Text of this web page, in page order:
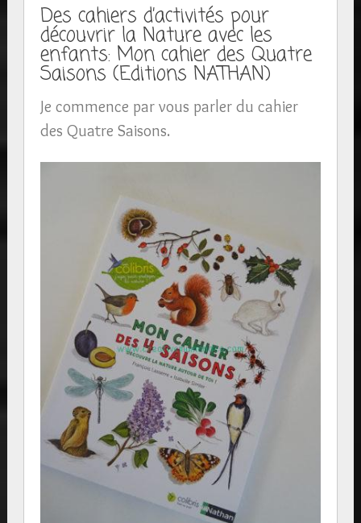
Des cahiers d’activités pour
découvrir la Nature avec les
enfants: Mon cahier des Quatre
Saisons (Editions NATHAN)
Je commence par vous parler du cahier
des Quatre Saisons.